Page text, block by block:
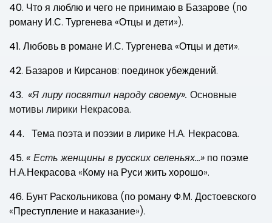
40. Что я люблю и чего не принимаю в Базарове (по
роману И.С. Тургенева «Отцы и дети»).
41. Любовь в романе И.С. Тургенева «Отцы и дети».
42. Базаров и Кирсанов: поединок убеждений.
43. «Я лиру посвятил народу своему». Основные
мотивы лирики Некрасова.
44. Тема поэта и поэзии в лирике Н.А. Некрасова.
45. « Есть женщины в русских селеньях…» по поэме
Н.А.Некрасова «Кому на Руси жить хорошо».
46. Бунт Раскольникова (по роману Ф.М. Достоевского
«Преступление и наказание»).